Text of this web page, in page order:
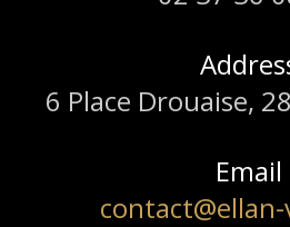
6 Place Drouaise,
Email